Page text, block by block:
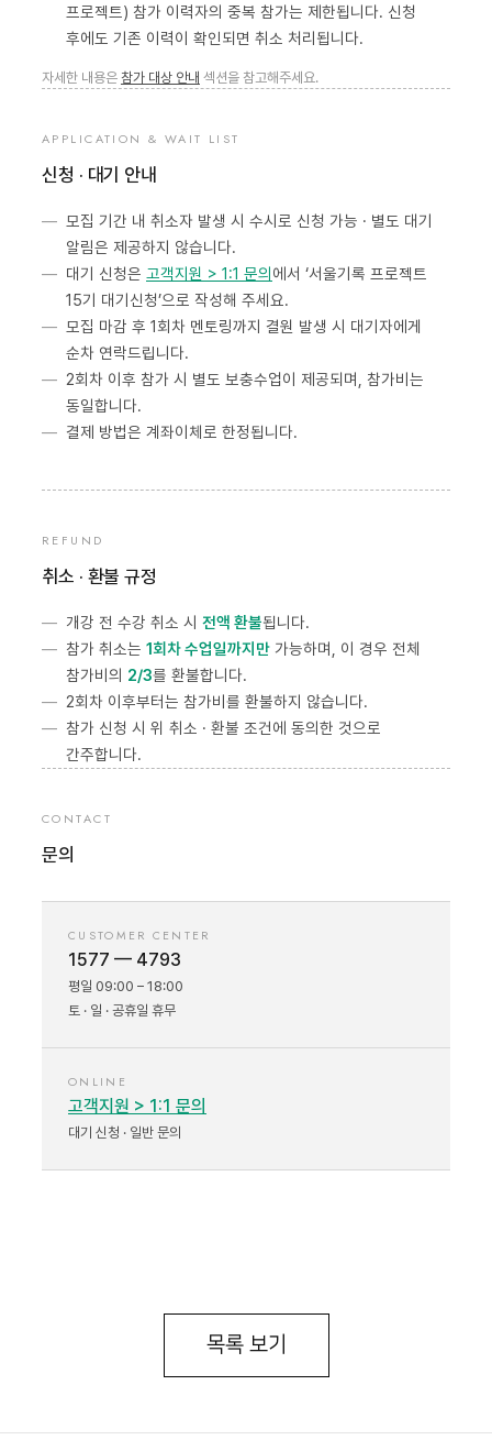
프로젝트) 참가 이력자의 중복 참가는 제한됩니다. 신청
후에도 기존 이력이 확인되면 취소 처리됩니다.
자세한 내용은 참가 대상 안내 섹션을 참고해주세요.
APPLICATION & WAIT LIST
신청 · 대기 안내
모집 기간 내 취소자 발생 시 수시로 신청 가능 · 별도 대기
알림은 제공하지 않습니다.
대기 신청은 고객지원 > 1:1 문의에서 ‘서울기록 프로젝트
15기 대기신청’으로 작성해 주세요.
모집 마감 후 1회차 멘토링까지 결원 발생 시 대기자에게
순차 연락드립니다.
2회차 이후 참가 시 별도 보충수업이 제공되며, 참가비는
동일합니다.
결제 방법은 계좌이체로 한정됩니다.
REFUND
취소 · 환불 규정
개강 전 수강 취소 시 전액 환불됩니다.
참가 취소는 1회차 수업일까지만 가능하며, 이 경우 전체
참가비의 2/3를 환불합니다.
2회차 이후부터는 참가비를 환불하지 않습니다.
참가 신청 시 위 취소 · 환불 조건에 동의한 것으로
간주합니다.
CONTACT
문의
CUSTOMER CENTER
1577 — 4793
평일 09:00 – 18:00
토 · 일 · 공휴일 휴무
ONLINE
고객지원 > 1:1 문의
대기 신청 · 일반 문의
목록 보기